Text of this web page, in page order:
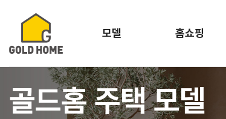
모델 홈쇼핑
골드홈 주택 모델